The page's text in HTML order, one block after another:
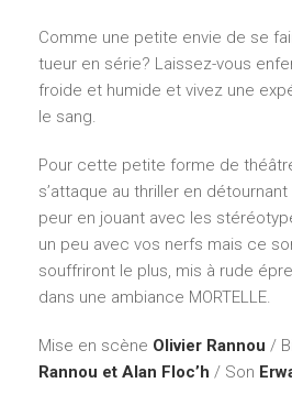
Comme une petite envie de se
tueur en série? Laissez-vous
froide et humide et vivez une
le sang.
Pour cette petite forme de
s’attaque au thriller en
peur en jouant avec les
un peu avec vos nerfs mais ce
souffriront le plus, mis à rude
dans une ambiance MORTELLE.
Mise en scène Olivier Rannou /
Rannou et Alan Floc’h / Son